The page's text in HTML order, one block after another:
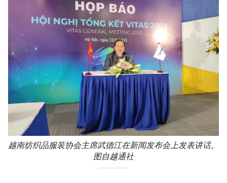
越南纺织品服装协会主席武德江在新闻发布会上发表讲话。
图自越通社